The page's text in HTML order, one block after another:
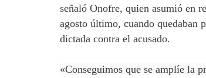
señaló Onofre, quien asumió en
agosto último, cuando quedaban
dictada contra el acusado.
«Conseguimos que se amplíe la